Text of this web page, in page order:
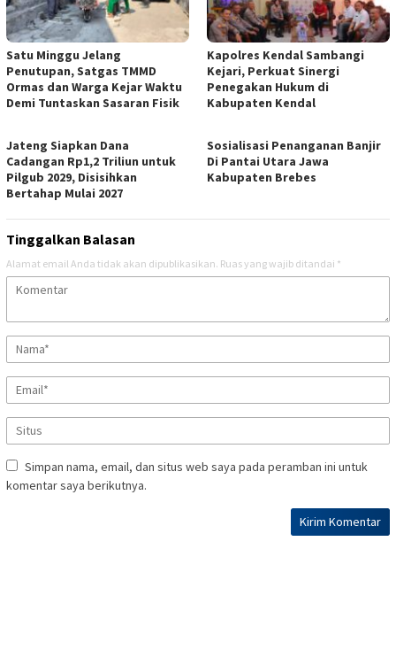
Satu Minggu Jelang
Penutupan, Satgas TMMD
Ormas dan Warga Kejar Waktu
Demi Tuntaskan Sasaran Fisik
Kapolres Kendal Sambangi
Kejari, Perkuat Sinergi
Penegakan Hukum di
Kabupaten Kendal
Jateng Siapkan Dana
Cadangan Rp1,2 Triliun untuk
Pilgub 2029, Disisihkan
Bertahap Mulai 2027
Sosialisasi Penanganan Banjir
Di Pantai Utara Jawa
Kabupaten Brebes
Tinggalkan Balasan
Alamat email Anda tidak akan dipublikasikan. Ruas yang wajib ditandai *
Simpan nama, email, dan situs web saya pada peramban ini untuk
komentar saya berikutnya.